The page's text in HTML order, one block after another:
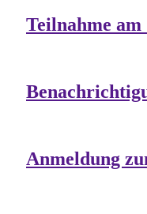
Teilnahme am
Anmeldung